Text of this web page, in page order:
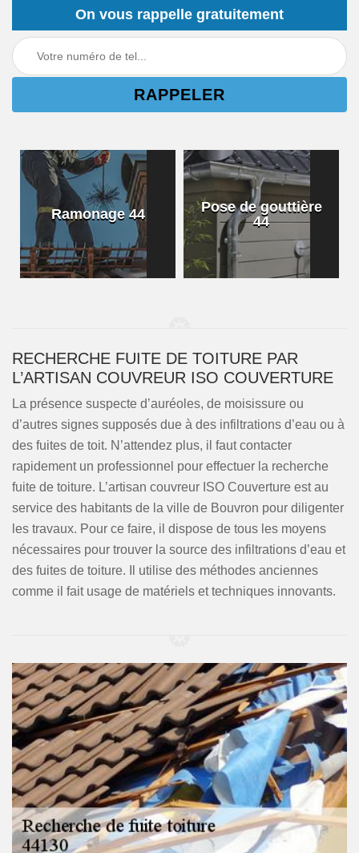
On vous rappelle gratuitement
Ramonage 44
Pose de gouttière
44
RECHERCHE FUITE DE TOITURE PAR
L’ARTISAN COUVREUR ISO COUVERTURE
La présence suspecte d’auréoles, de moisissure ou
d’autres signes supposés due à des infiltrations d’eau ou à
des fuites de toit. N’attendez plus, il faut contacter
rapidement un professionnel pour effectuer la recherche
fuite de toiture. L’artisan couvreur ISO Couverture est au
service des habitants de la ville de Bouvron pour diligenter
les travaux. Pour ce faire, il dispose de tous les moyens
nécessaires pour trouver la source des infiltrations d’eau et
des fuites de toiture. Il utilise des méthodes anciennes
comme il fait usage de matériels et techniques innovants.